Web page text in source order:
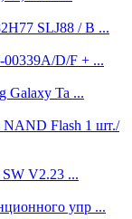
SLJ88 / B ...
00339A/D/F + ...
Galaxy Ta ...
Flash 1 шт./
V2.23 ...
упр ...